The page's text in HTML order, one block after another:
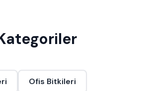
Ofis Bitkileri